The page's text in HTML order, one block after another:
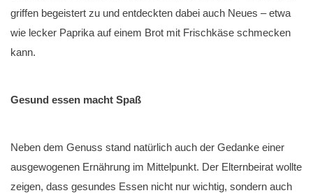
griffen begeistert zu und entdeckten dabei auch Neues – etwa
wie lecker Paprika auf einem Brot mit Frischkäse schmecken
kann.
Gesund essen macht Spaß
Neben dem Genuss stand natürlich auch der Gedanke einer
ausgewogenen Ernährung im Mittelpunkt. Der Elternbeirat wollte
zeigen, dass gesundes Essen nicht nur wichtig, sondern auch